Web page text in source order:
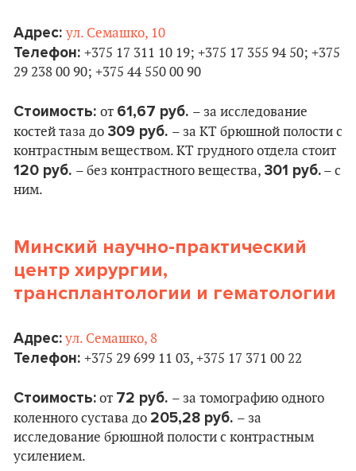
Адрес: ул. Семашко, 10
Телефон: +375 17 311 10 19; +375 17 355 94 50; +375
29 238 00 90; +375 44 550 00 90
Стоимость: от 61,67 руб. – за исследование
костей таза до 309 руб. – за КТ брюшной полости с
контрастным веществом. КТ грудного отдела стоит
120 руб. – без контрастного вещества, 301 руб. – с
ним.
Минский научно-практический
центр хирургии,
трансплантологии и гематологии
Адрес: ул. Семашко, 8
Телефон: +375 29 699 11 03, +375 17 371 00 22
Стоимость: от 72 руб. – за томографию одного
коленного сустава до 205,28 руб. – за
исследование брюшной полости с контрастным
усилением.